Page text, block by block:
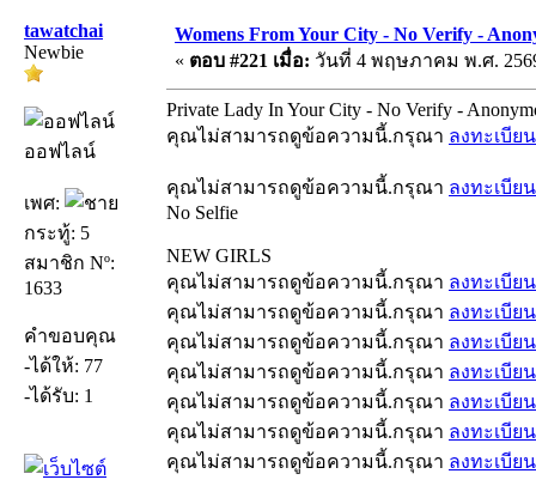
tawatchai
Newbie
ออฟไลน์
เพศ:
กระทู้: 5
สมาชิก Nº:
1633
คำขอบคุณ
-ได้ให้: 77
-ได้รับ: 1
Womens From Your City - No Verify -
« ตอบ #221 เมื่อ: วันที่ 4 พฤษภาคม พ.ศ.
Private Lady In Your City - No Verify -
คุณไม่สามารถดูข้อความนี้.กรุณา ลงทะเบียน
คุณไม่สามารถดูข้อความนี้.กรุณา ลงทะเบียน
No Selfie
NEW GIRLS
คุณไม่สามารถดูข้อความนี้.กรุณา ลงทะเบียน
คุณไม่สามารถดูข้อความนี้.กรุณา ลงทะเบียน
คุณไม่สามารถดูข้อความนี้.กรุณา ลงทะเบียน
คุณไม่สามารถดูข้อความนี้.กรุณา ลงทะเบียน
คุณไม่สามารถดูข้อความนี้.กรุณา ลงทะเบียน
คุณไม่สามารถดูข้อความนี้.กรุณา ลงทะเบียน
คุณไม่สามารถดูข้อความนี้.กรุณา ลงทะเบียน